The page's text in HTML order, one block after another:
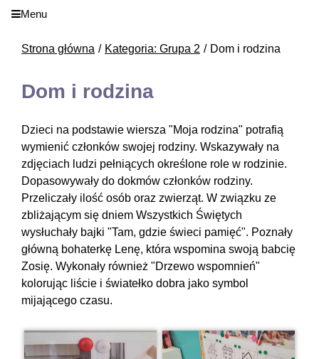
Menu
Strona główna Kategoria: Grupa 2 Dom i rodzina
Dom i rodzina
Dzieci na podstawie wiersza "Moja rodzina" potrafią
wymienić członków swojej rodziny. Wskazywały na
zdjęciach ludzi pełniących określone role w rodzinie.
Dopasowywały do dokmów członków rodziny.
Przeliczały ilość osób oraz zwierząt. W związku ze
zbliżającym się dniem Wszystkich Świętych
wysłuchały bajki "Tam, gdzie świeci pamięć". Poznały
główną bohaterkę Lenę, która wspomina swoją babcię
Zosię. Wykonały również "Drzewo wspomnień"
kolorując liście i światełko dobra jako symbol
mijającego czasu.